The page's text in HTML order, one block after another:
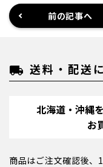
前の記事へ
local_shipping 送料・配送
北海道・沖縄
お
商品はご注文確認後、